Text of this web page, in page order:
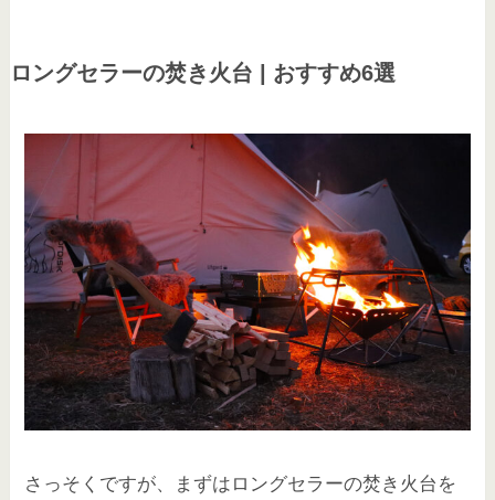
ロングセラーの焚き火台 | おすすめ6選
さっそくですが、まずはロングセラーの焚き火台を